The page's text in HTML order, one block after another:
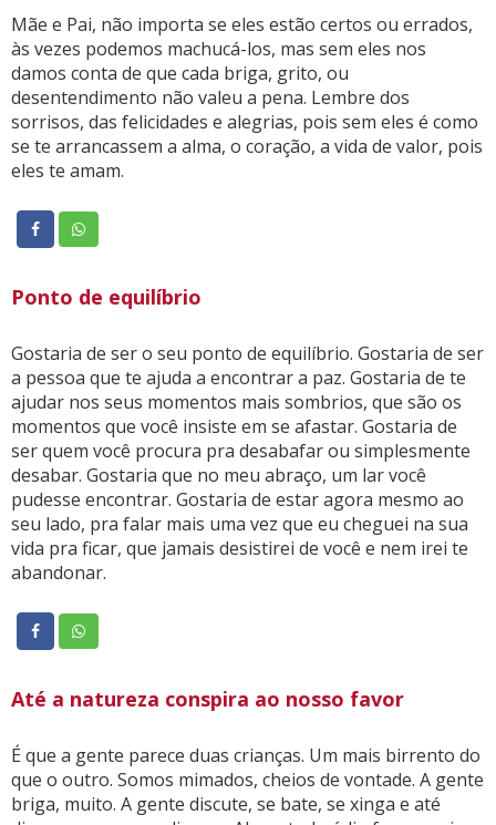
Mãe e Pai, não importa se eles estão certos ou errados,
às vezes podemos machucá-los, mas sem eles nos
damos conta de que cada briga, grito, ou
desentendimento não valeu a pena. Lembre dos
sorrisos, das felicidades e alegrias, pois sem eles é como
se te arrancassem a alma, o coração, a vida de valor, pois
eles te amam.
Ponto de equilíbrio
Gostaria de ser o seu ponto de equilíbrio. Gostaria de ser
a pessoa que te ajuda a encontrar a paz. Gostaria de te
ajudar nos seus momentos mais sombrios, que são os
momentos que você insiste em se afastar. Gostaria de
ser quem você procura pra desabafar ou simplesmente
desabar. Gostaria que no meu abraço, um lar você
pudesse encontrar. Gostaria de estar agora mesmo ao
seu lado, pra falar mais uma vez que eu cheguei na sua
vida pra ficar, que jamais desistirei de você e nem irei te
abandonar.
Até a natureza conspira ao nosso favor
É que a gente parece duas crianças. Um mais birrento do
que o outro. Somos mimados, cheios de vontade. A gente
briga, muito. A gente discute, se bate, se xinga e até